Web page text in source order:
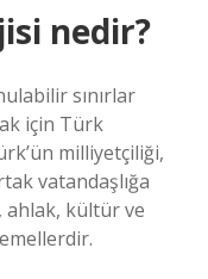
nedir?
sınırlar
için Türk
milliyetçiliği,
vatandaşlığa
ahlak, kültür ve